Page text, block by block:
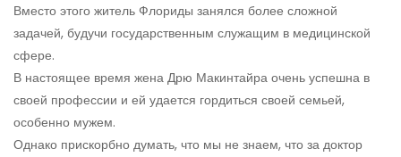
Вместо этого житель Флориды занялся более сложной
задачей, будучи государственным служащим в медицинской
сфере.
В настоящее время жена Дрю Макинтайра очень успешна в
своей профессии и ей удается гордиться своей семьей,
особенно мужем.
Однако прискорбно думать, что мы не знаем, что за доктор